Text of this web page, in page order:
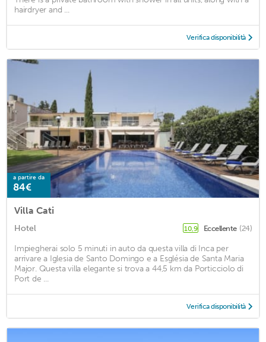
hairdryer and ...
Verifica disponibilità
a partire da
84€
Villa Cati
Hotel 10,9 Eccellente (24)
Impiegherai solo 5 minuti in auto da questa villa di Inca per
arrivare a Iglesia de Santo Domingo e a Església de Santa Maria
Major. Questa villa elegante si trova a 44,5 km da Porticciolo di
Port de ...
Verifica disponibilità